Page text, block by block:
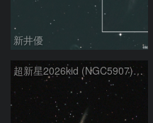
新井優
超新星2026kid (NGC5907) 5/17